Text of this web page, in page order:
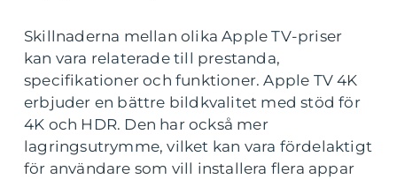
Skillnaderna mellan olika Apple TV-priser
kan vara relaterade till prestanda,
specifikationer och funktioner. Apple TV 4K
erbjuder en bättre bildkvalitet med stöd för
4K och HDR. Den har också mer
lagringsutrymme, vilket kan vara fördelaktigt
för användare som vill installera flera appar